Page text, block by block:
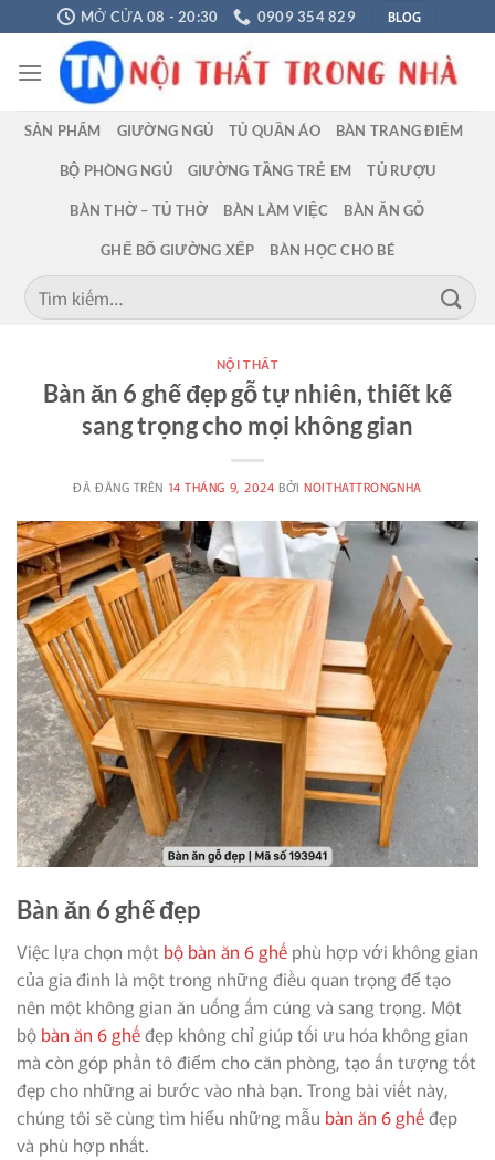
Chuyển
đến
nội
MỞ CỬA 08 - 20:30 0909 354 829 BLOG
SẢN PHẨM GIƯỜNG NGỦ TỦ QUẦN ÁO BÀN TRANG ĐIỂM
BỘ PHÒNG NGỦ GIƯỜNG TẦNG TRẺ EM TỦ RƯỢU
BÀN THỜ – TỦ THỜ BÀN LÀM VIỆC BÀN ĂN GỖ
GHẾ BỐ GIƯỜNG XẾP BÀN HỌC CHO BÉ
Tìm
kiếm:
NỘI THẤT
Bàn ăn 6 ghế đẹp gỗ tự nhiên, thiết kế
sang trọng cho mọi không gian
ĐÃ ĐĂNG TRÊN 14 THÁNG 9, 2024 BỞINOITHATTRONGNHA
Bàn ăn 6 ghế đẹp
Việc lựa chọn một bộ bàn ăn 6 ghế phù hợp với không gian
của gia đình là một trong những điều quan trọng để tạo
nên một không gian ăn uống ấm cúng và sang trọng. Một
bộ bàn ăn 6 ghếđẹp không chỉ giúp tối ưu hóa không gian
mà còn góp phần tô điểm cho căn phòng, tạo ấn tượng tốt
đẹp cho những ai bước vào nhà bạn. Trong bài viết này,
chúng tôi sẽ cùng tìm hiểu những mẫu bàn ăn 6 ghếđẹp
và phù hợp nhất.